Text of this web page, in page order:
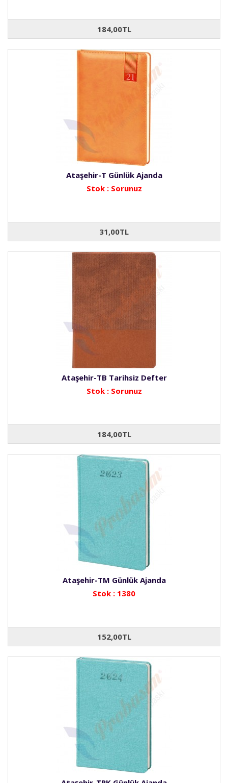
184,00TL
Ataşehir-T Günlük Ajanda
Stok : Sorunuz
31,00TL
Ataşehir-TB Tarihsiz Defter
Stok : Sorunuz
184,00TL
Ataşehir-TM Günlük Ajanda
Stok : 1380
152,00TL